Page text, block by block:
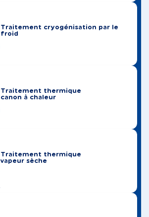
Traitement cryogénisation par le
froid
Traitement thermique
canon à chaleur
Traitement thermique
vapeur sèche